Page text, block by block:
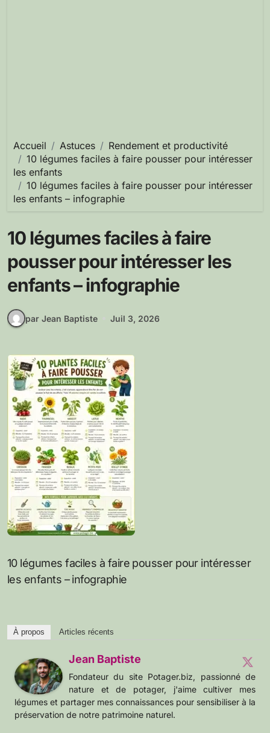
Accueil Astuces
Rendement et productivité
10 légumes faciles à faire pousser pour intéresser
les enfants
10 légumes faciles à faire pousser pour intéresser
les enfants – infographie
10 légumes faciles à faire
pousser pour intéresser les
enfants – infographie
par Jean Baptiste Juil 3, 2026
10 légumes faciles à faire pousser pour intéresser
les enfants – infographie
À propos Articles récents
Jean Baptiste
Fondateur du site Potager.biz, passionné de
nature et de potager, j'aime cultiver mes
légumes et partager mes connaissances pour sensibiliser à la
préservation de notre patrimoine naturel.